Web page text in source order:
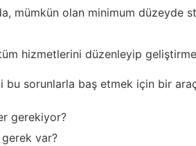
mümkün olan minimum düzeyde
hizmetlerini düzenleyip
bu sorunlarla baş etmek için bir
gerekiyor?
var?